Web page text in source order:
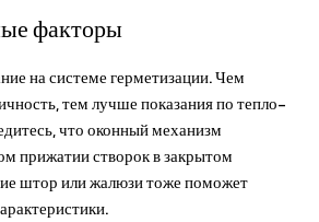
факторы
на системе герметизации. Чем
тем лучше показания по тепло-
что оконный механизм
прижатии створок в закрытом
штор или жалюзи тоже поможет